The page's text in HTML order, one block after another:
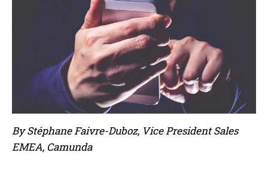
By Stéphane Faivre-Duboz, Vice President Sales
EMEA, Camunda